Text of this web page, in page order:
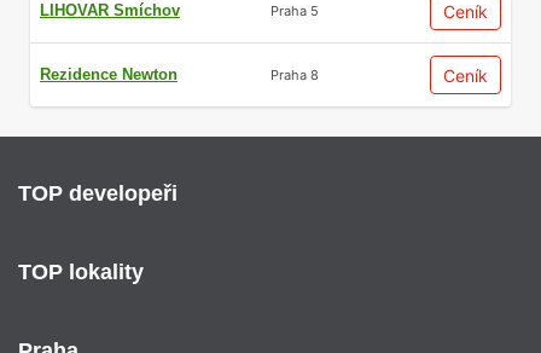
LIHOVAR Smíchov Praha 5 Ceník
Rezidence Newton Praha 8 Ceník
TOP developeři
TOP lokality